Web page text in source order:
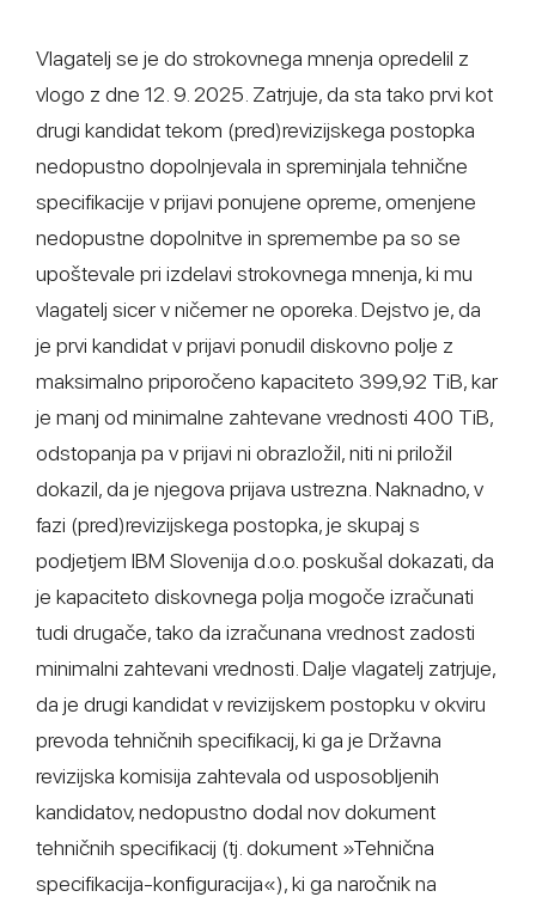
Vlagatelj se je do strokovnega mnenja opredelil z
vlogo z dne 12. 9. 2025. Zatrjuje, da sta tako prvi kot
drugi kandidat tekom (pred)revizijskega postopka
nedopustno dopolnjevala in spreminjala tehnične
specifikacije v prijavi ponujene opreme, omenjene
nedopustne dopolnitve in spremembe pa so se
upoštevale pri izdelavi strokovnega mnenja, ki mu
vlagatelj sicer v ničemer ne oporeka. Dejstvo je, da
je prvi kandidat v prijavi ponudil diskovno polje z
maksimalno priporočeno kapaciteto 399,92 TiB, kar
je manj od minimalne zahtevane vrednosti 400 TiB,
odstopanja pa v prijavi ni obrazložil, niti ni priložil
dokazil, da je njegova prijava ustrezna. Naknadno, v
fazi (pred)revizijskega postopka, je skupaj s
podjetjem IBM Slovenija d.o.o. poskušal dokazati, da
je kapaciteto diskovnega polja mogoče izračunati
tudi drugače, tako da izračunana vrednost zadosti
minimalni zahtevani vrednosti. Dalje vlagatelj zatrjuje,
da je drugi kandidat v revizijskem postopku v okviru
prevoda tehničnih specifikacij, ki ga je Državna
revizijska komisija zahtevala od usposobljenih
kandidatov, nedopustno dodal nov dokument
tehničnih specifikacij (tj. dokument »Tehnična
specifikacija-konfiguracija«), ki ga naročnik na